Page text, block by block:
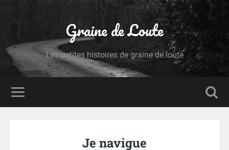
Graine de Loute
Les petites histoires de graine de loute
Je navigue